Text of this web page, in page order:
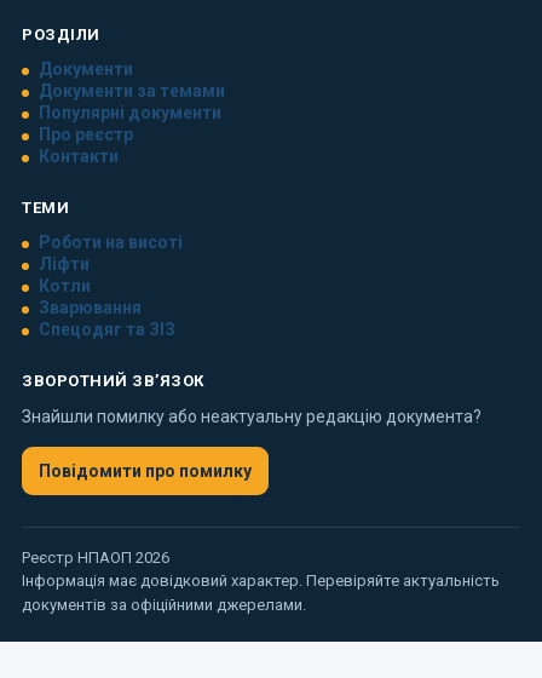
РОЗДІЛИ
Документи
Документи за темами
Популярні документи
Про реєстр
Контакти
ТЕМИ
Роботи на висоті
Ліфти
Котли
Зварювання
Спецодяг та ЗІЗ
ЗВОРОТНИЙ ЗВ’ЯЗОК
Знайшли помилку або неактуальну редакцію документа?
Повідомити про помилку
Реєстр НПАОП 2026
Інформація має довідковий характер. Перевіряйте актуальність
документів за офіційними джерелами.